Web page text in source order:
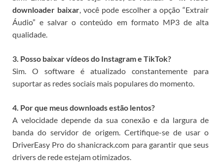
downloader baixar, você pode escolher a opção “Extrair
Áudio” e salvar o conteúdo em formato MP3 de alta
qualidade.
3. Posso baixar vídeos do Instagram e TikTok?
Sim. O software é atualizado constantemente para
suportar as redes sociais mais populares do momento.
4. Por que meus downloads estão lentos?
A velocidade depende da sua conexão e da largura de
banda do servidor de origem. Certifique-se de usar o
DriverEasy Pro do shanicrack.com para garantir que seus
drivers de rede estejam otimizados.